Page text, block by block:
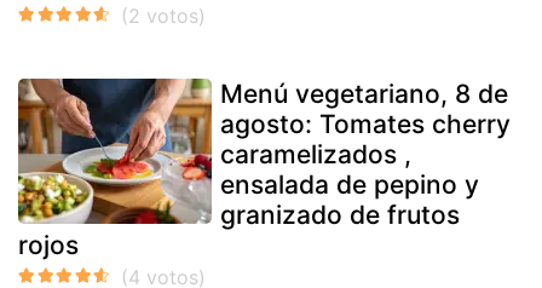
Menú vegetariano, 8 de
agosto: Tomates cherry
caramelizados ,
ensalada de pepino y
granizado de frutos
rojos